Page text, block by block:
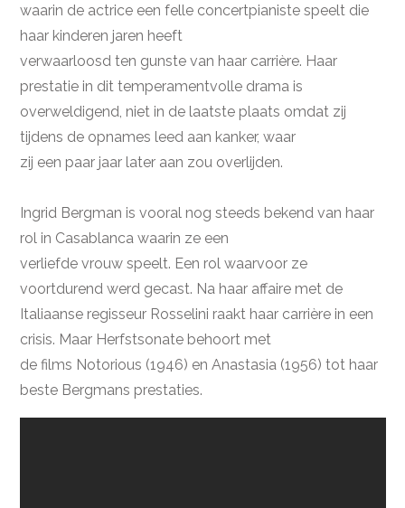
waarin de actrice een felle concertpianiste speelt die
haar kinderen jaren heeft
verwaarloosd ten gunste van haar carrière. Haar
prestatie in dit temperamentvolle drama is
overweldigend, niet in de laatste plaats omdat zij
tijdens de opnames leed aan kanker, waar
zij een paar jaar later aan zou overlijden.
Ingrid Bergman is vooral nog steeds bekend van haar
rol in Casablanca waarin ze een
verliefde vrouw speelt. Een rol waarvoor ze
voortdurend werd gecast. Na haar affaire met de
Italiaanse regisseur Rosselini raakt haar carrière in een
crisis. Maar Herfstsonate behoort met
de films Notorious (1946) en Anastasia (1956) tot haar
beste Bergmans prestaties.